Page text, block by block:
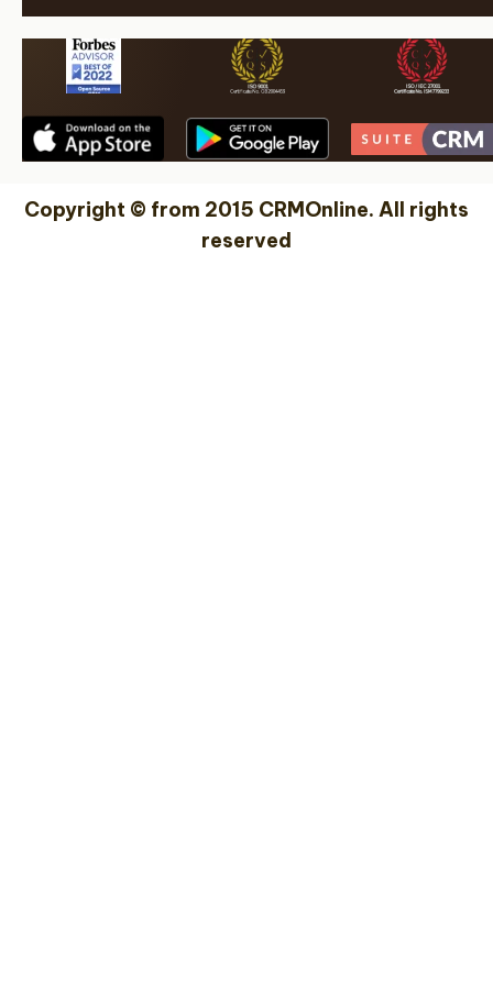
Copyright © from 2015 CRMOnline. All rights
reserved